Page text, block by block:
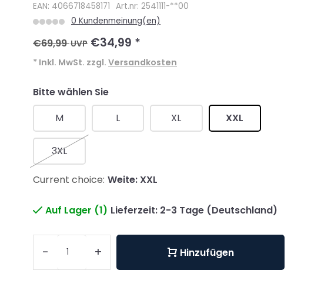
EAN: 4066718458171 Art.nr: 2541111-**00
0 Kundenmeinung(en)
€69,99UVP €34,99 *
* Inkl. MwSt. zzgl. Versandkosten
Bitte wählen Sie
M
L XL XXL
3XL
Current choice: Weite: XXL
Auf Lager (1) Lieferzeit: 2-3 Tage (Deutschland)
- + Hinzufügen